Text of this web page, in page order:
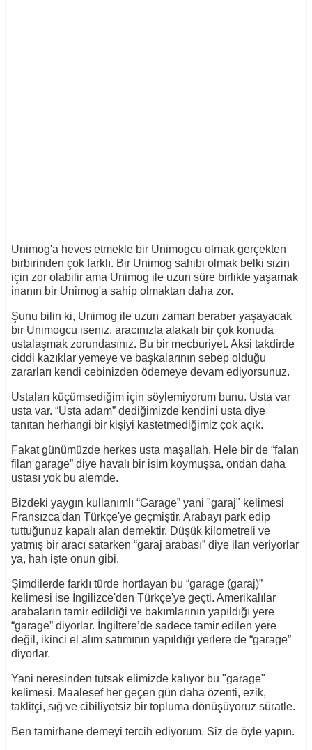
Unimog'a heves etmekle bir Unimogcu olmak gerçekten
birbirinden çok farklı. Bir Unimog sahibi olmak belki sizin
için zor olabilir ama Unimog ile uzun süre birlikte yaşamak
inanın bir Unimog'a sahip olmaktan daha zor.
Şunu bilin ki, Unimog ile uzun zaman beraber yaşayacak
bir Unimogcu iseniz, aracınızla alakalı bir çok konuda
ustalaşmak zorundasınız. Bu bir mecburiyet. Aksi takdirde
ciddi kazıklar yemeye ve başkalarının sebep olduğu
zararları kendi cebinizden ödemeye devam ediyorsunuz.
Ustaları küçümsediğim için söylemiyorum bunu. Usta var
usta var. “Usta adam” dediğimizde kendini usta diye
tanıtan herhangi bir kişiyi kastetmediğimiz çok açık.
Fakat günümüzde herkes usta maşallah. Hele bir de “falan
filan garage” diye havalı bir isim koymuşsa, ondan daha
ustası yok bu alemde.
Bizdeki yaygın kullanımlı “Garage” yani "garaj" kelimesi
Fransızca'dan Türkçe'ye geçmiştir. Arabayı park edip
tuttuğunuz kapalı alan demektir. Düşük kilometreli ve
yatmış bir aracı satarken “garaj arabası” diye ilan veriyorlar
ya, hah işte onun gibi.
Şimdilerde farklı türde hortlayan bu “garage (garaj)”
kelimesi ise İngilizce'den Türkçe'ye geçti. Amerikalılar
arabaların tamir edildiği ve bakımlarının yapıldığı yere
“garage” diyorlar. İngiltere’de sadece tamir edilen yere
değil, ikinci el alım satımının yapıldığı yerlere de “garage”
diyorlar.
Yani neresinden tutsak elimizde kalıyor bu "garage"
kelimesi. Maalesef her geçen gün daha özenti, ezik,
taklitçi, sığ ve cibiliyetsiz bir topluma dönüşüyoruz süratle.
Ben tamirhane demeyi tercih ediyorum. Siz de öyle yapın.